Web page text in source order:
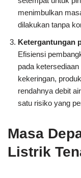
menimbulkan
dilakukan tanpa
Ketergantungan
Efisiensi
pada
kekeringan,
rendahnya debit
satu risiko yang
Masa
Listrik